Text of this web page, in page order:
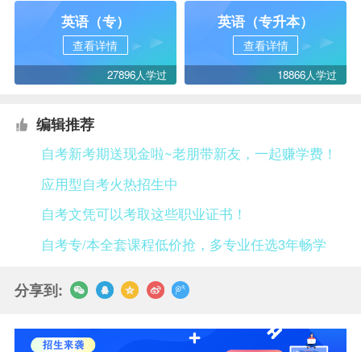
英语（专）
查看详情
27896人学过
英语（专升本）
查看详情
18866人学过
编辑推荐
自考新考期送现金啦~老朋带新友，一起赚学费！
应用型自考火热招生中
自考文凭可以考取这些职业证书！
自考专/本全套课程低价抢，多专业任选3年畅学
分享到: